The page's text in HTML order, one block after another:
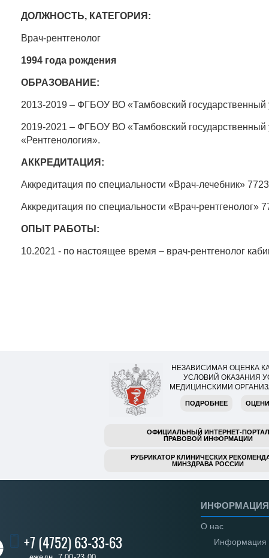
ДОЛЖНОСТЬ, КАТЕГОРИЯ:
Врач-рентгенолог
1994 года рождения
ОБРАЗОВАНИЕ:
2013-2019 – ФГБОУ ВО «Тамбовский государственный
2019-2021 – ФГБОУ ВО «Тамбовский государственный
«Рентгенология».
АККРЕДИТАЦИЯ:
Аккредитация по специальности «Врач-лечебник»
Аккредитация по специальности «Врач-рентгенолог»
ОПЫТ РАБОТЫ:
10.2021 - по настоящее время – врач-рентгенолог
НЕЗАВИСИМАЯ ОЦЕНКА
УСЛОВИЙ ОКАЗАНИЯ
МЕДИЦИНСКИМИ
ПОДРОБНЕЕ
ОФИЦИАЛЬНЫЙ ИНТЕРНЕТ-ПОРТАЛ
ПРАВОВОЙ ИНФОРМАЦИИ
РУБРИКАТОР КЛИНИЧЕСКИХ
МИНЗДРАВА РОССИИ
+7 (4752) 63-33-63
ИНФОРМАЦИЯ
О нас